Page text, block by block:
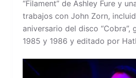
“Filament” de Ashley Fure y
trabajos con John Zorn,
aniversario del disco “Cobra”,
1985 y 1986 y editado por